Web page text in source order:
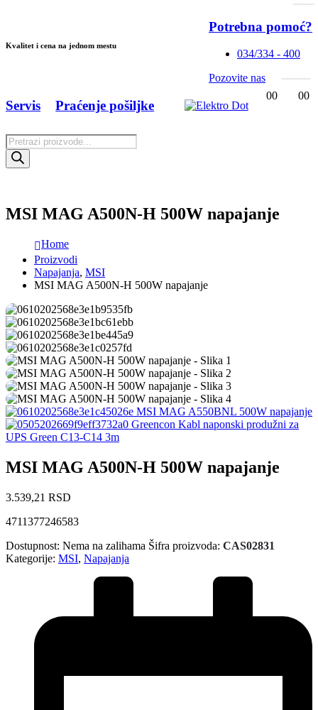
Kvalitet i cena na jednom mestu
Potrebna pomoć?
034/334 - 400
Pozovite nas
Products
search
Servis Praćenje pošiljke
00 00
MSI MAG A500N-H 500W napajanje
Home
Proizvodi
Napajanja, MSI
MSI MAG A500N-H 500W napajanje
MSI MAG A550BNL 500W napajanje
Greencon Kabl naponski produžni za
UPS Green C13-C14 3m
MSI MAG A500N-H 500W napajanje
3.539,21 RSD
4711377246583
Dostupnost: Nema na zalihama Šifra proizvoda: CAS02831
Kategorije: MSI, Napajanja